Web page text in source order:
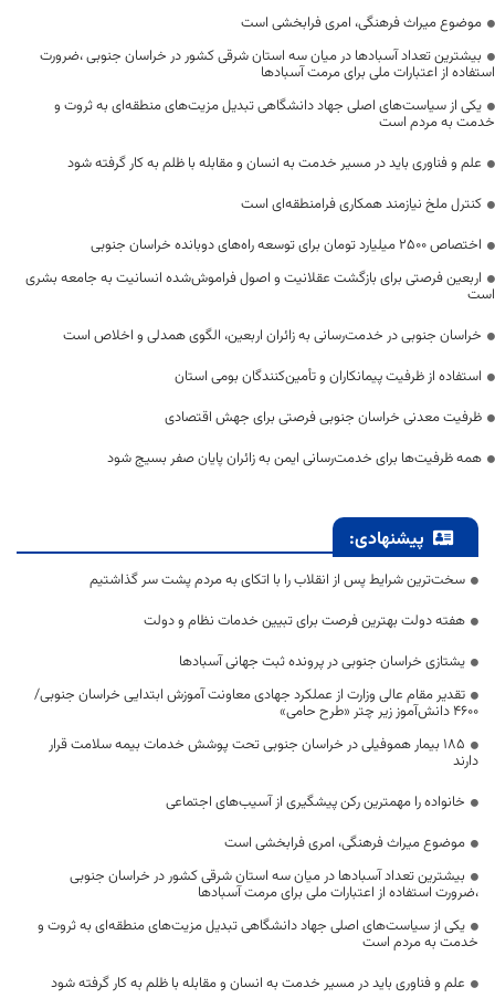
موضوع میراث فرهنگی، امری فرابخشی است
بیشترین تعداد آسبادها در میان سه استان شرقی کشور در خراسان جنوبی ،ضرورت
استفاده از اعتبارات ملی برای مرمت آسبادها
یکی از سیاست‌های اصلی جهاد دانشگاهی تبدیل مزیت‌های منطقه‌ای به ثروت و
خدمت به مردم است
علم و فناوری باید در مسیر خدمت به انسان و مقابله با ظلم به کار گرفته شود
کنترل ملخ نیازمند همکاری فرامنطقه‌ای است
اختصاص 2500 میلیارد تومان برای توسعه راه‌های دوبانده خراسان جنوبی
اربعین فرصتی برای بازگشت عقلانیت و اصول فراموش‌شده انسانیت به جامعه بشری
است
خراسان جنوبی در خدمت‌رسانی به زائران اربعین، الگوی همدلی و اخلاص است
استفاده از ظرفیت پیمانکاران و تأمین‌کنندگان بومی استان
ظرفیت معدنی خراسان جنوبی فرصتی برای جهش اقتصادی
همه ظرفیت‌ها برای خدمت‌رسانی ایمن به زائران پایان صفر بسیج شود
پیشنهادی:
سخت‌ترین شرایط پس از انقلاب را با اتکای به مردم پشت سر گذاشتیم
هفته دولت بهترین فرصت برای تبیین خدمات نظام و دولت
یشتازی خراسان جنوبی در پرونده ثبت جهانی آسبادها
تقدیر مقام عالی وزارت از عملکرد جهادی معاونت آموزش ابتدایی خراسان جنوبی/
۴۶۰۰ دانش‌آموز زیر چتر «طرح حامی»
۱۸۵ بیمار هموفیلی در خراسان جنوبی تحت پوشش خدمات بیمه سلامت قرار
دارند
خانواده را مهمترین رکن پیشگیری از آسیب‌های اجتماعی
موضوع میراث فرهنگی، امری فرابخشی است
بیشترین تعداد آسبادها در میان سه استان شرقی کشور در خراسان جنوبی
،ضرورت استفاده از اعتبارات ملی برای مرمت آسبادها
یکی از سیاست‌های اصلی جهاد دانشگاهی تبدیل مزیت‌های منطقه‌ای به ثروت و
خدمت به مردم است
علم و فناوری باید در مسیر خدمت به انسان و مقابله با ظلم به کار گرفته شود